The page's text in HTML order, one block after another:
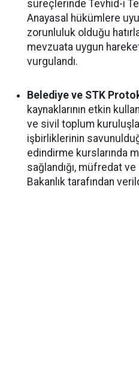
süreçlerinde Tevhid-i
Anayasal hükümlere
zorunluluk olduğu
mevzuata uygun
vurgulandı.
Belediye ve STK
kaynaklarının etkin
ve sivil toplum
işbirliklerinin
edindirme kurslarında
sağlandığı, müfredat
Bakanlık tarafından